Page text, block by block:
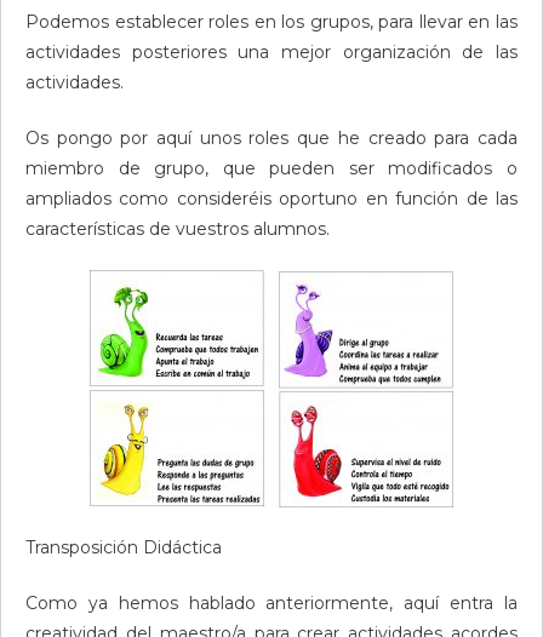
Podemos establecer roles en los grupos, para llevar en las
actividades posteriores una mejor organización de las
actividades.
Os pongo por aquí unos roles que he creado para cada
miembro de grupo, que pueden ser modificados o
ampliados como consideréis oportuno en función de las
características de vuestros alumnos.
Transposición Didáctica
Como ya hemos hablado anteriormente, aquí entra la